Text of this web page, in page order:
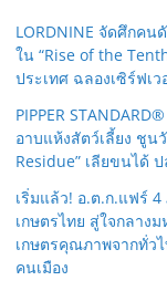
LORDNINE จัดศึกคน
ใน “Rise of the
ประเทศ ฉลองเซิร์ฟเว
PIPPER
อาบแห้งสัตว์เลี้ยง ชูน
Residue” เลียขนได้
เริ่มแล้ว! อ.ต.ก.แฟร์
เกษตรไทย สู่ใจกลาง
เกษตรคุณภาพจากทั่ว
คนเมือง